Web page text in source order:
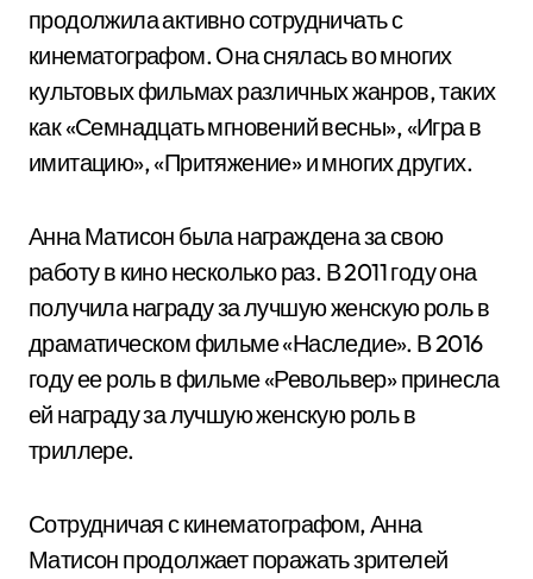
продолжила активно сотрудничать с
кинематографом. Она снялась во многих
культовых фильмах различных жанров, таких
как «Семнадцать мгновений весны», «Игра в
имитацию», «Притяжение» и многих других.
Анна Матисон была награждена за свою
работу в кино несколько раз. В 2011 году она
получила награду за лучшую женскую роль в
драматическом фильме «Наследие». В 2016
году ее роль в фильме «Револьвер» принесла
ей награду за лучшую женскую роль в
триллере.
Сотрудничая с кинематографом, Анна
Матисон продолжает поражать зрителей